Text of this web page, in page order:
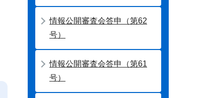
情報公開審査会答申（第62
号）
情報公開審査会答申（第61
号）